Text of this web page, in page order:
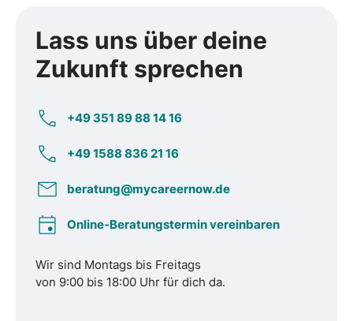
Lass uns über deine
Zukunft sprechen
+49 351 89 88 14 16
+49 1588 836 21 16
beratung@mycareernow.de
Online-Beratungstermin vereinbaren
Wir sind Montags bis Freitags
von 9:00 bis 18:00 Uhr für dich da.